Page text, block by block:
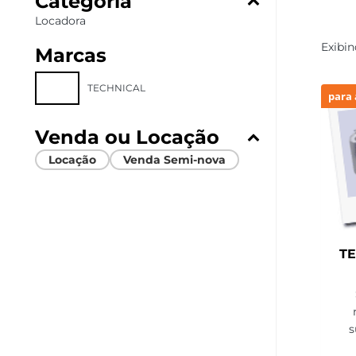
para
Locadora
Marcas
TECHNICAL
Venda ou Locação
Locação Venda Semi-nova